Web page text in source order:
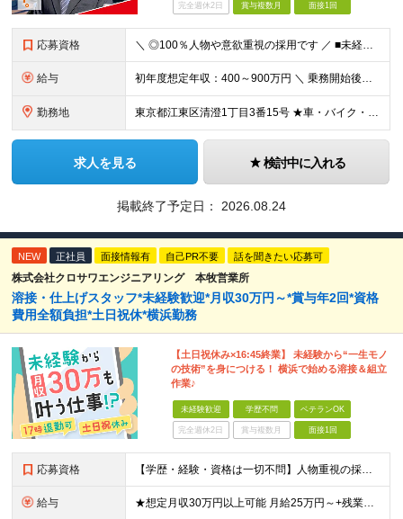
完全週休2日 賞与複数月 面接1回
応募資格 ＼ ◎100％人物や意欲重視の採用です ／ ■未経験者歓迎 ■学歴・経験一切不問 【応募条件】 ◎普通自動車運転免許取得から1年以上の方（AT限定可）
給与 初年度想定年収：400～900万円 ＼ 乗務開始後、6ヶ月間給与保証 ／ ◎月給30万円×6ヶ月間（未経験者対象） ◎保証給を上回る歩合はそのまま支給 ◎二種免許養成中は月給24万円＋交通費（実費）
勤務地 東京都江東区清澄1丁目3番15号 ★車・バイク・自転車通勤可 ★転勤なし ※（変更の範囲）上記を除く当社関連勤務地
求人を見る 検討中に入れる
掲載終了予定日： 2026.08.24
NEW 正社員 面接情報有 自己PR不要 話を聞きたい応募可
株式会社クロサワエンジニアリング 本牧営業所
溶接・仕上げスタッフ*未経験歓迎*月収30万円～*賞与年2回*資格
費用全額負担*土日祝休*横浜勤務
【土日祝休み×16:45終業】 未経験から“一生モノ
の技術”を身につける！ 横浜で始める溶接＆組立
作業♪
未経験歓迎 学歴不問 ベテランOK
完全週休2日 賞与複数月 面接1回
応募資格 【学歴・経験・資格は一切不問】人物重視の採用です！ ★社会人デビュー・第二新卒歓迎！ ＼1つでも当てはまる方は大歓迎／ □ものづくりや工作が好き・興味がある □コツコツ丁寧な作業が得意 □残業を減ら
給与 ★想定月収30万円以上可能 月給25万円～+残業代全額支給＋各種手当+賞与年2回 ※試用期間2ヶ月あり（給与・待遇に差異はありません） ※残業代・深夜割増手当は全額支給します ★賞与年2回（6月・